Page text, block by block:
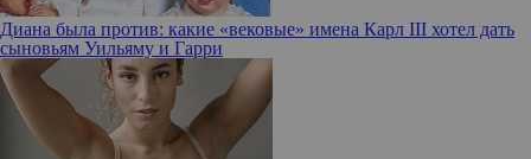
Диана была против: какие «вековые» имена Карл III хотел дать
сыновьям Уильяму и Гарри